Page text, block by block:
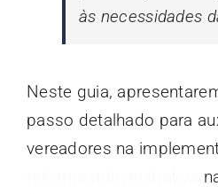
às necessidades
Neste guia,
passo detalhado para
vereadores na